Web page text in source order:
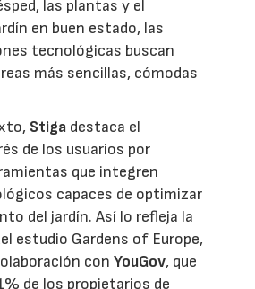
las plantas y el
en buen estado, las
tecnológicas buscan
más sencillas, cómodas
Stiga destaca el
de los usuarios por
que integren
capaces de optimizar
del jardín. Así lo refleja la
estudio Gardens of Europe,
conYouGov, que
de los propietarios de